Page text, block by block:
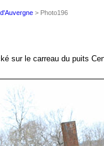
> Photo196
sur le carreau du puits